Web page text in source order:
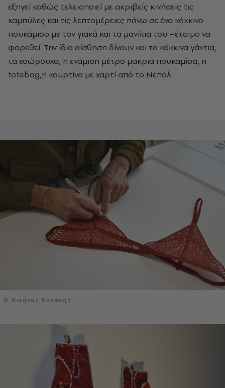
εξηγεί καθώς τελειοποιεί με ακριβείς κινήσεις τις
καμπύλες και τις λεπτομέρειες πάνω σε ένα κόκκινο
πουκάμισο με τον γιακά και τα μανίκια του –έτοιμο να
φορεθεί. Την ίδια αίσθηση δίνουν και τα κόκκινα γάντια,
τα εσώρουχα, η ενάμιση μέτρο μακριά πουκαμίσα, η
totebag,η κουρτίνα με χαρτί από το Νεπάλ.
© Νικήτας Κακάκης